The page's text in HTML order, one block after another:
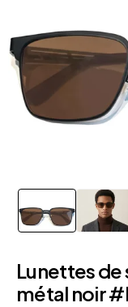
Lunettes de
métal noir